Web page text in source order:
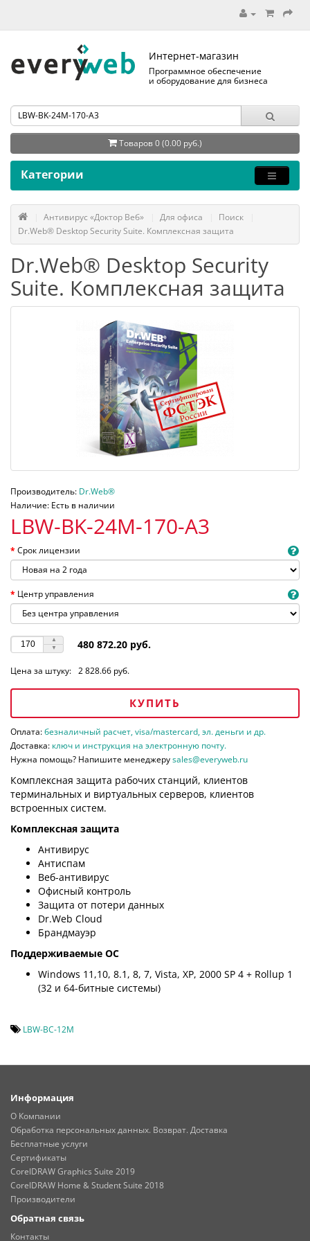
Интернет-магазин
Программное обеспечение
и оборудование для бизнеса
Товаров 0 (0.00 руб.)
Категории
Антивирус «Доктор Веб» Для офиса
Поиск
Dr.Web® Desktop Security Suite. Комплексная защита
Dr.Web® Desktop Security
Suite. Комплексная защита
Производитель: Dr.Web®
Наличие: Есть в наличии
LBW-BK-24M-170-A3
Срок лицензии
Центр управления
480 872.20 руб.
Цена за штуку: 2 828.66 руб.
КУПИТЬ
Оплата:безналичный расчет, visa/mastercard, эл. деньги и др.
Доставка: ключ и инструкция на электронную почту.
Нужна помощь? Напишите менеджеруsales@everyweb.ru
Комплексная защита рабочих станций, клиентов
терминальных и виртуальных серверов, клиентов
встроенных систем.
Комплексная защита
Антивирус
Антиспам
Веб-антивирус
Офисный контроль
Защита от потери данных
Dr.Web Cloud
Брандмауэр
Поддерживаемые ОС
Windows 11,10, 8.1, 8, 7, Vista, XP, 2000 SP 4 + Rollup 1
(32 и 64-битные системы)
LBW-BC-12M
Информация
О Компании
Обработка персональных данных. Возврат. Доставка
Бесплатные услуги
Сертификаты
CorelDRAW Graphics Suite 2019
CorelDRAW Home & Student Suite 2018
Производители
Обратная связь
Контакты